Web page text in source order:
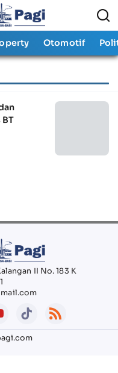
Otomotif
II No. 183 K